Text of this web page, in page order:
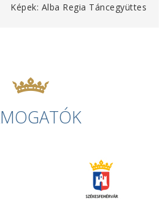
Képek: Alba Regia Táncegyüttes